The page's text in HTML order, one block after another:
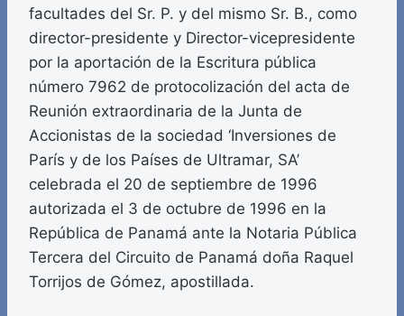
facultades del Sr. P. y del mismo Sr. B., como
director-presidente y Director-vicepresidente
por la aportación de la Escritura pública
número 7962 de protocolización del acta de
Reunión extraordinaria de la Junta de
Accionistas de la sociedad ‘Inversiones de
París y de los Países de Ultramar, SA’
celebrada el 20 de septiembre de 1996
autorizada el 3 de octubre de 1996 en la
República de Panamá ante la Notaria Pública
Tercera del Circuito de Panamá doña Raquel
Torrijos de Gómez, apostillada.